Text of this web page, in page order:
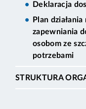
Deklaracja
Plan
zapewniania
osobom ze
potrzebami
STRUKTURA